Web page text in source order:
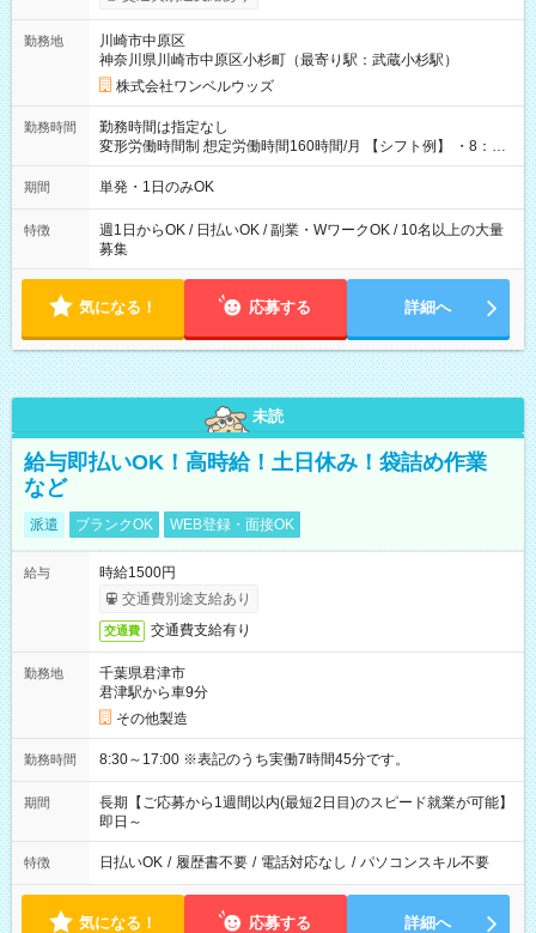
ンビニATMから 日払い分を引き落とせます！ 【試用期間】試
勤務地
川崎市中原区
神奈川県川崎市中原区小杉町（最寄り駅：武蔵小杉駅）
株式会社ワンベルウッズ
勤務時間
勤務時間は指定なし
変形労働時間制 想定労働時間160時間/月 【シフト例】 ・8：00
～21：00
期間 単発・1日のみOK
特徴
週1日からOK / 日払いOK / 副業・WワークOK / 10名以上の大量
募集
気になる！ 応募する 詳細へ
未読
給与即払いOK！高時給！土日休み！袋詰め作業
など
派遣 ブランクOK WEB登録・面接OK
給与
時給1500円
交通費別途支給あり
交通費 交通費支給有り
勤務地
千葉県君津市
君津駅から車9分
その他製造
勤務時間 8:30～17:00 ※表記のうち実働7時間45分です。
期間
長期【ご応募から1週間以内(最短2日目)のスピード就業が可能】
即日～
特徴 日払いOK / 履歴書不要 / 電話対応なし / パソコンスキル不要
気になる！ 応募する 詳細へ